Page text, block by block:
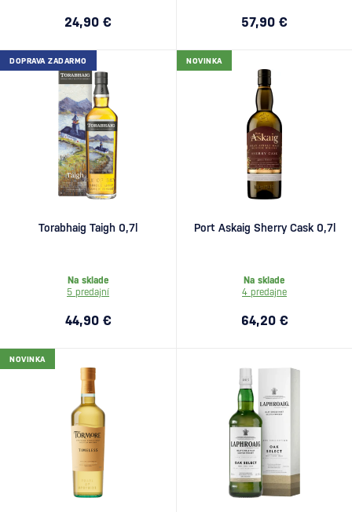
24,90 € 57,90 €
DOPRAVA ZADARMO
Torabhaig Taigh 0,7l
Na sklade
5 predajní
44,90 €
NOVINKA
Port Askaig Sherry Cask 0,7l
Na sklade
4 predajne
64,20 €
NOVINKA